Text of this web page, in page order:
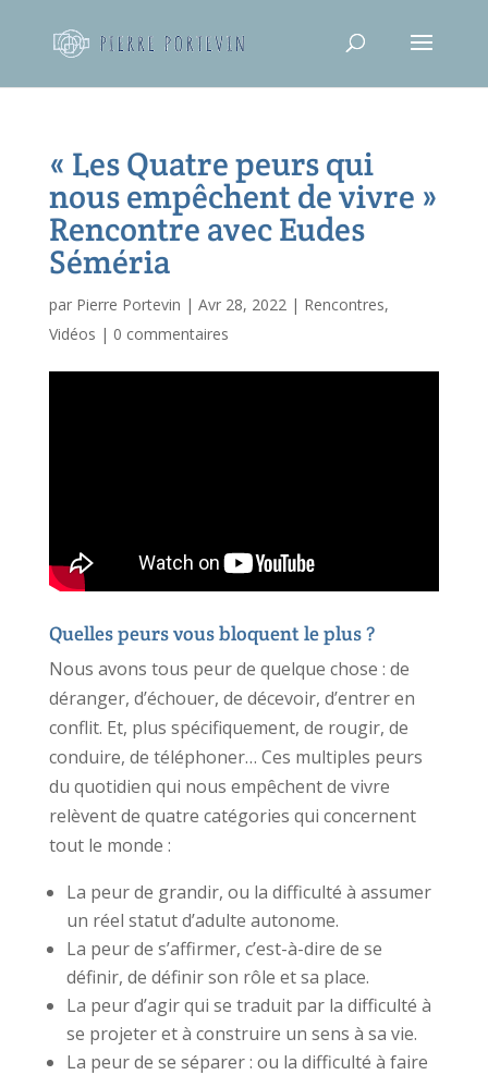
« Les Quatre peurs qui
nous empêchent de vivre »
Rencontre avec Eudes
Séméria
par Pierre Portevin | Avr 28, 2022| Rencontres,
Vidéos | 0 commentaires
Quelles peurs vous bloquent le plus ?
Nous avons tous peur de quelque chose : de
déranger, d’échouer, de décevoir, d’entrer en
conflit. Et, plus spécifiquement, de rougir, de
conduire, de téléphoner… Ces multiples peurs
du quotidien qui nous empêchent de vivre
relèvent de quatre catégories qui concernent
tout le monde :
La peur de grandir, ou la difficulté à assumer
un réel statut d’adulte autonome.
La peur de s’affirmer, c’est-à-dire de se
définir, de définir son rôle et sa place.
La peur d’agir qui se traduit par la difficulté à
se projeter et à construire un sens à sa vie.
La peur de se séparer : ou la difficulté à faire